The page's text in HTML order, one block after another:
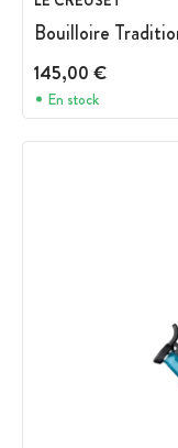
Bouilloire
145,00 €
En stock